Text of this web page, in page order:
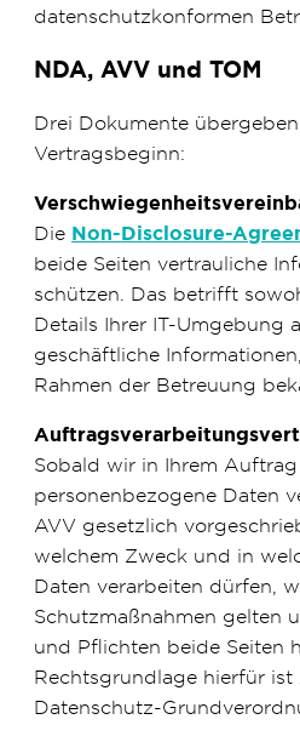
datenschutzkonformen
NDA, AVV und TOM
Drei Dokumente
Vertragsbeginn:
Die Non-Disclosure-
beide Seiten vertrauliche
schützen. Das betrifft
Details Ihrer IT-Umgebung
geschäftliche
Rahmen der Betreuung
Sobald wir in Ihrem Auftrag
personenbezogene Daten
AVV gesetzlich
welchem Zweck und in
Daten verarbeiten dürfen,
Schutzmaßnahmen gelten
und Pflichten beide Seiten
Rechtsgrundlage hierfür
Datenschutz-